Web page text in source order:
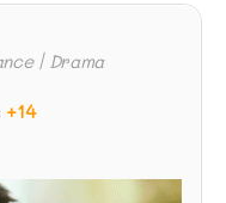
| Drama
+14